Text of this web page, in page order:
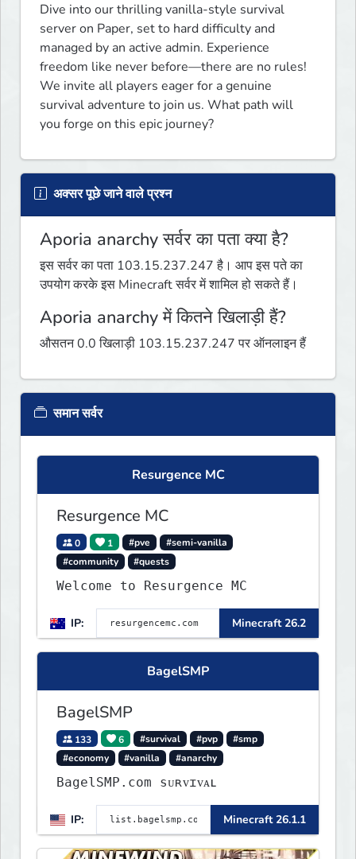
Dive into our thrilling vanilla-style survival
server on Paper, set to hard difficulty and
managed by an active admin. Experience
freedom like never before—there are no rules!
We invite all players eager for a genuine
survival adventure to join us. What path will
you forge on this epic journey?
अक्सर पूछे जाने वाले प्रश्न
Aporia anarchy सर्वर का पता क्या है?
इस सर्वर का पता 103.15.237.247 है। आप इस पते का
उपयोग करके इस Minecraft सर्वर में शामिल हो सकते हैं।
Aporia anarchy में कितने खिलाड़ी हैं?
औसतन 0.0 खिलाड़ी 103.15.237.247 पर ऑनलाइन हैं
समान सर्वर
Resurgence MC
Resurgence MC
0 1 #pve
#semi-vanilla
#community
#quests
Welcome to Resurgence MC
IP: Minecraft 26.2
BagelSMP
BagelSMP
133 6 #survival #pvp
#smp
#economy
#vanilla #anarchy
BagelSMP.com ѕᴜʀᴠɪᴠᴀʟ
IP: Minecraft 26.1.1